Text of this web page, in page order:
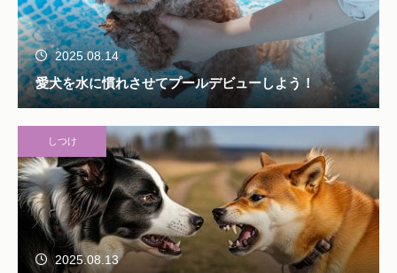
2025.08.14
愛犬を水に慣れさせてプールデビューしよう！
しつけ
2025.08.13